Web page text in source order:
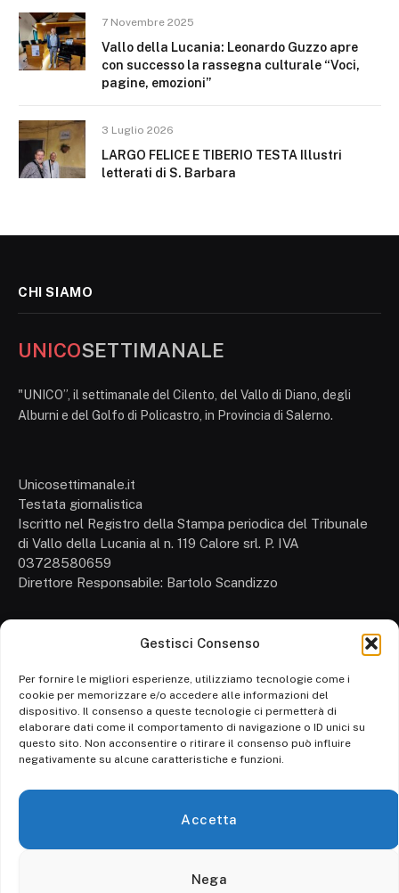
Gestisci Consenso
Per fornire le migliori esperienze, utilizziamo tecnologie come i
cookie per memorizzare e/o accedere alle informazioni del
dispositivo. Il consenso a queste tecnologie ci permetterà di
elaborare dati come il comportamento di navigazione o ID unici su
questo sito. Non acconsentire o ritirare il consenso può influire
negativamente su alcune caratteristiche e funzioni.
Accetta
Nega
7 Novembre 2025
Vallo della Lucania: Leonardo Guzzo apre
con successo la rassegna culturale “Voci,
pagine, emozioni”
3 Luglio 2026
LARGO FELICE E TIBERIO TESTA Illustri
letterati di S. Barbara
CHI SIAMO
UNICOSETTIMANALE
"UNICO”, il settimanale del Cilento, del Vallo di Diano, degli
Alburni e del Golfo di Policastro, in Provincia di Salerno.
Unicosettimanale.it
Testata giornalistica
Iscritto nel Registro della Stampa periodica del Tribunale
di Vallo della Lucania al n. 119 Calore srl. P. IVA
03728580659
Direttore Responsabile: Bartolo Scandizzo
Attualità
Politica
Cronaca
Economia